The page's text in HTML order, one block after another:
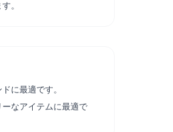
。
に最適です。
なアイテムに最適で